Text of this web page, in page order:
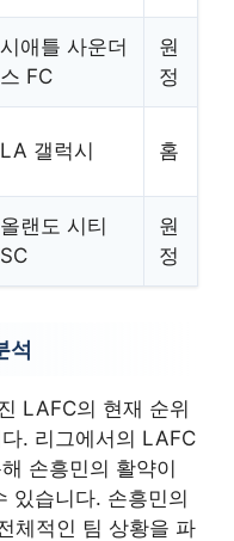
시애틀 사운더
스 FC
원
정
LA 갤럭시 홈
올랜도 시티
SC
원
정
석
LAFC의 현재 순위
. 리그에서의 LAFC
손흥민의 활약이
있습니다. 손흥민의
체적인 팀 상황을 파